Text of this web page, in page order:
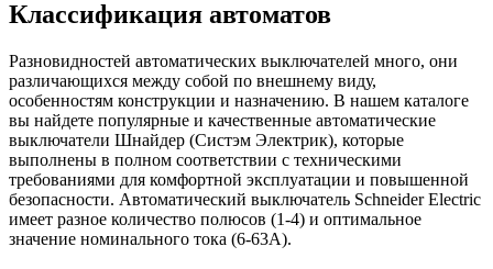
Классификация автоматов
Разновидностей автоматических выключателей много, они
различающихся между собой по внешнему виду,
особенностям конструкции и назначению. В нашем каталоге
вы найдете популярные и качественные автоматические
выключатели Шнайдер (Систэм Электрик), которые
выполнены в полном соответствии с техническими
требованиями для комфортной эксплуатации и повышенной
безопасности. Автоматический выключатель Schneider Electric
имеет разное количество полюсов (1-4) и оптимальное
значение номинального тока (6-63А).